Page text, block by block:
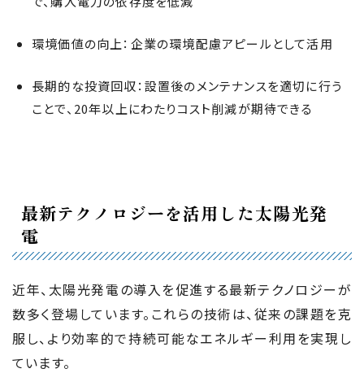
環境価値の向上：企業の環境配慮アピールとして活用
長期的な投資回収：設置後のメンテナンスを適切に行う
ことで、20年以上にわたりコスト削減が期待できる
最新テクノロジーを活用した太陽光発
電
近年、太陽光発電の導入を促進する最新テクノロジーが
数多く登場しています。これらの技術は、従来の課題を克
服し、より効率的で持続可能なエネルギー利用を実現し
ています。